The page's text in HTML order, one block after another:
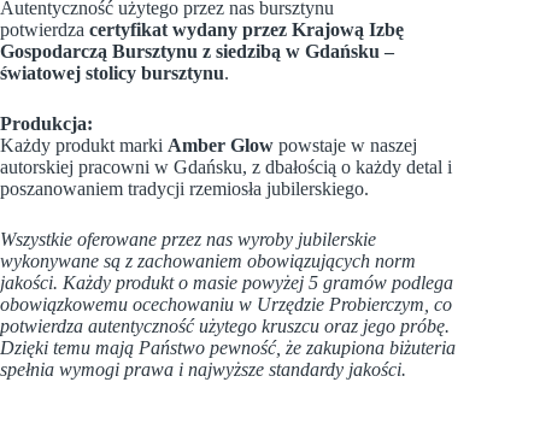
Autentyczność użytego przez nas bursztynu
potwierdza certyfikat wydany przez Krajową Izbę
Gospodarczą Bursztynu z siedzibą w Gdańsku –
światowej stolicy bursztynu.
Produkcja:
Każdy produkt marki Amber Glow powstaje w naszej
autorskiej pracowni w Gdańsku, z dbałością o każdy detal i
poszanowaniem tradycji rzemiosła jubilerskiego.
Wszystkie oferowane przez nas wyroby jubilerskie
wykonywane są z zachowaniem obowiązujących norm
jakości. Każdy produkt o masie powyżej 5 gramów podlega
obowiązkowemu ocechowaniu w Urzędzie Probierczym , co
potwierdza autentyczność użytego kruszcu oraz jego próbę.
Dzięki temu mają Państwo pewność, że zakupiona biżuteria
spełnia wymogi prawa i najwyższe standardy jakości.